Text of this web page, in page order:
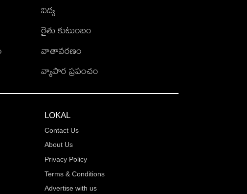
విద్య
రైతు కుటుంబం
వాతావరణం
వ్యాపార ప్రపంచం
LOKAL
Contact Us
About Us
Privacy Policy
Terms & Conditions
Advertise with us